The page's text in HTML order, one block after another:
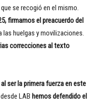
se recogió en el mismo.
firmamos el preacuerdo del
las huelgas y movilizaciones.
correcciones al texto
ser la primera fuerza en este
LAB hemos defendido el